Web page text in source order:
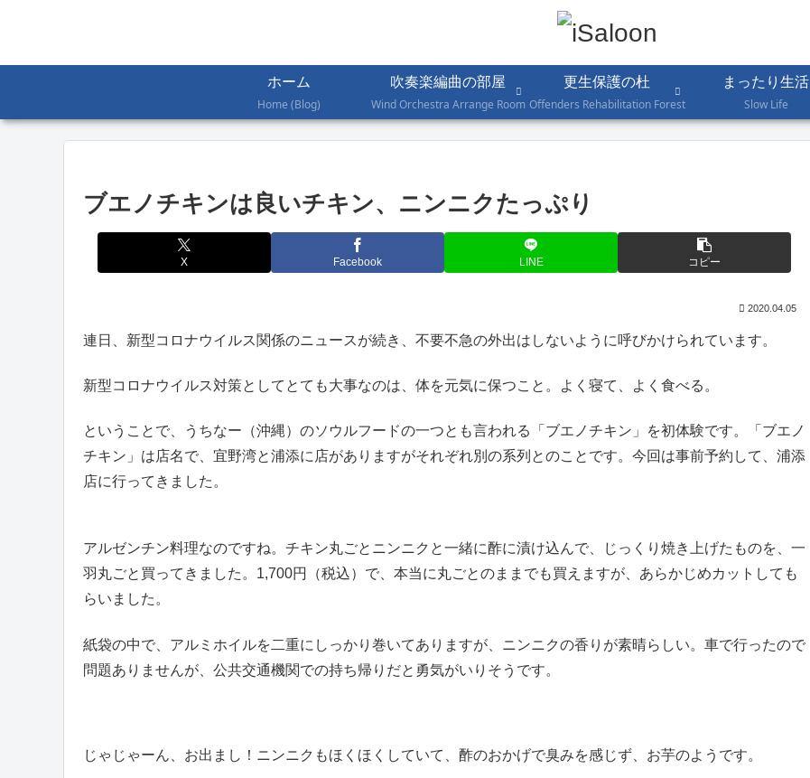
ホーム
Home (Blog)
吹奏楽編曲の部屋
Wind Orchestra Arrange Room
更生保護の杜
Offenders Rehabilitation Forest
まったり生活
Slow Life
ブエノチキンは良いチキン、ニンニクたっぷり
X Facebook LINE コピー
2020.04.05
連日、新型コロナウイルス関係のニュースが続き、不要不急の外出はしないように呼びかけられています。
新型コロナウイルス対策としてとても大事なのは、体を元気に保つこと。よく寝て、よく食べる。
ということで、うちなー（沖縄）のソウルフードの一つとも言われる「ブエノチキン」を初体験です。「ブエノ
チキン」は店名で、宜野湾と浦添に店がありますがそれぞれ別の系列とのことです。今回は事前予約して、浦添
店に行ってきました。
アルゼンチン料理なのですね。チキン丸ごとニンニクと一緒に酢に漬け込んで、じっくり焼き上げたものを、一
羽丸ごと買ってきました。1,700円（税込）で、本当に丸ごとのままでも買えますが、あらかじめカットしても
らいました。
紙袋の中で、アルミホイルを二重にしっかり巻いてありますが、ニンニクの香りが素晴らしい。車で行ったので
問題ありませんが、公共交通機関での持ち帰りだと勇気がいりそうです。
じゃじゃーん、お出まし！ニンニクもほくほくしていて、酢のおかげで臭みを感じず、お芋のようです。